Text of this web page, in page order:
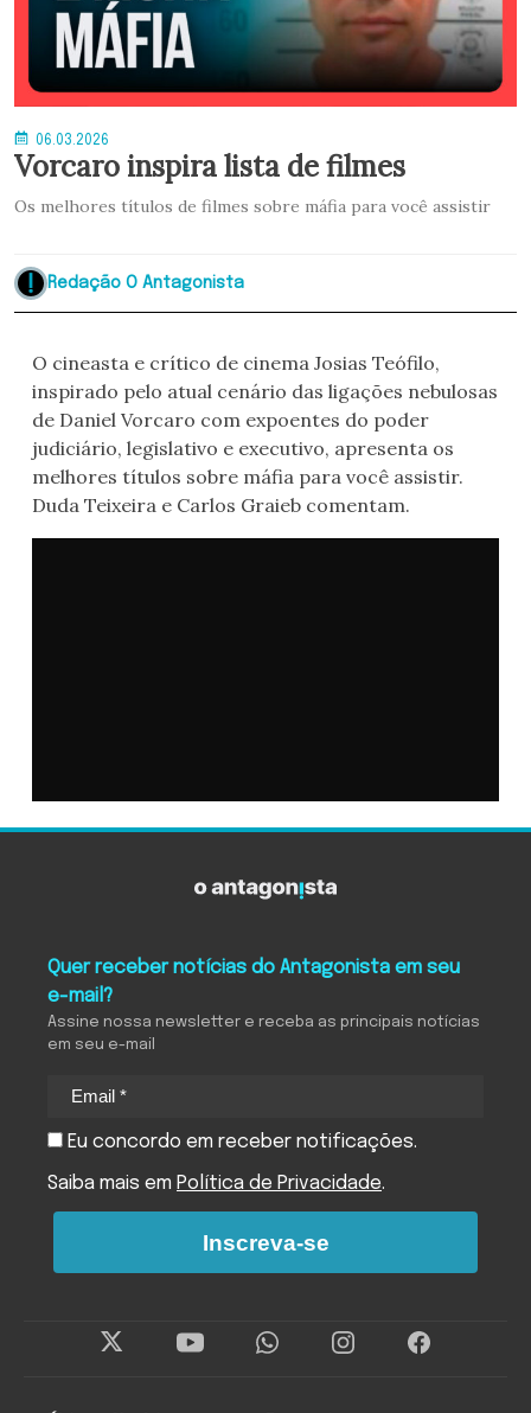
06.03.2026
Vorcaro inspira lista de filmes
Os melhores títulos de filmes sobre máfia para você assistir
Redação O Antagonista
O cineasta e crítico de cinema Josias Teófilo,
inspirado pelo atual cenário das ligações nebulosas
de Daniel Vorcaro com expoentes do poder
judiciário, legislativo e executivo, apresenta os
melhores títulos sobre máfia para você assistir.
Duda Teixeira e Carlos Graieb comentam.
Quer receber notícias do Antagonista em seu
e-mail?
Assine nossa newsletter e receba as principais notícias
em seu e-mail
Eu concordo em receber notificações.
Saiba mais em Política de Privacidade.
Inscreva-se